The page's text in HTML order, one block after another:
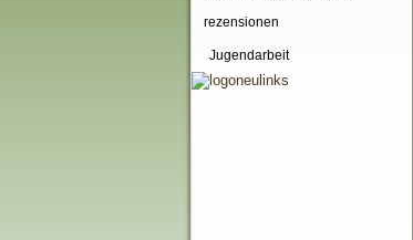
rezensionen
Jugendarbeit